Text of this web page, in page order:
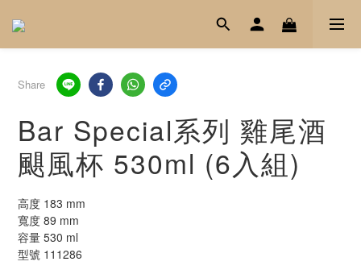
Share
Bar Special系列 雞尾酒
颶風杯 530ml (6入組)
高度 183 mm
寬度 89 mm
容量 530 ml
型號 111286